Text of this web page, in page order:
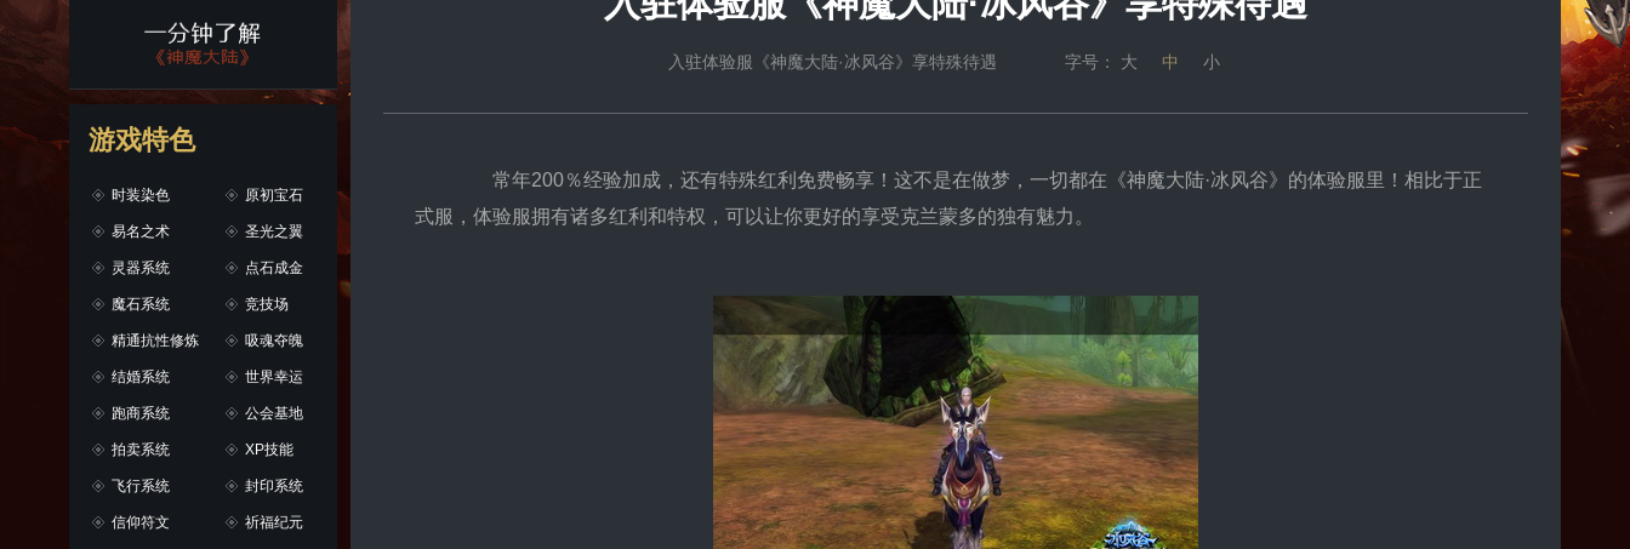
游戏特色
时装染色
易名之术
灵器系统
魔石系统
精通抗性修炼
结婚系统
跑商系统
拍卖系统
飞行系统
信仰符文
原初宝石
圣光之翼
点石成金
竞技场
吸魂夺魄
世界幸运
公会基地
XP技能
封印系统
祈福纪元
入驻体验服《神魔大陆·冰风谷》享特殊待遇 字号： 大 中 小
常年200％经验加成，还有特殊红利免费畅享！这不是在做梦，一切都在《神魔大陆·冰风谷》的体验服里！相比于正
式服，体验服拥有诸多红利和特权，可以让你更好的享受克兰蒙多的独有魅力。